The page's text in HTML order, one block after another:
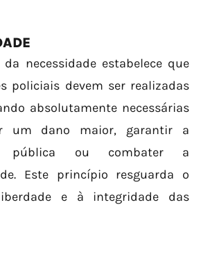
necessidade estabelece que
policiais devem ser realizadas
absolutamente necessárias
um dano maior, garantir a
pública ou combater a
Este princípio resguarda o
e à integridade das